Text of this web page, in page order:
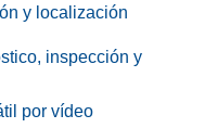
y localización
inspección y
por vídeo